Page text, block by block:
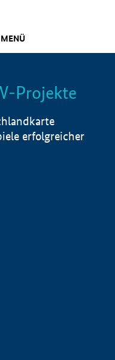
MENÜ
Info
Projekte
erfolgreicher